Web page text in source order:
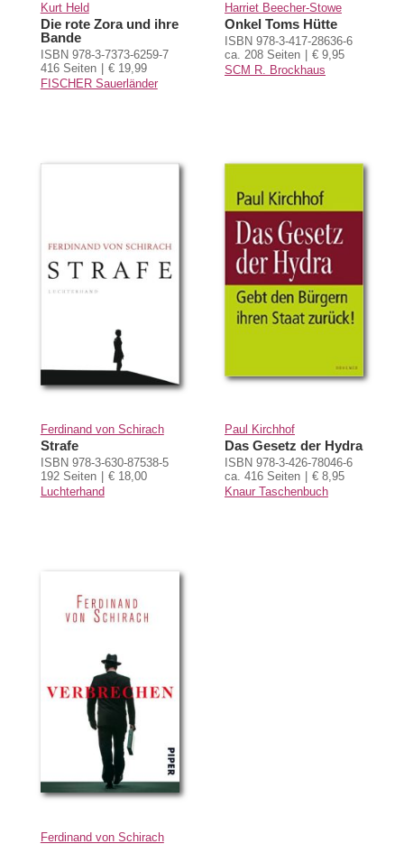
Kurt Held
Die rote Zora und ihre
Bande
ISBN 978-3-7373-6259-7
416 Seiten
€ 19,99
FISCHER Sauerländer
Harriet Beecher-Stowe
Onkel Toms Hütte
ISBN 978-3-417-28636-6
ca. 208 Seiten
€ 9,95
SCM R. Brockhaus
Ferdinand von Schirach
Strafe
ISBN 978-3-630-87538-5
192 Seiten
€ 18,00
Luchterhand
Paul Kirchhof
Das Gesetz der Hydra
ISBN 978-3-426-78046-6
ca. 416 Seiten
€ 8,95
Knaur Taschenbuch
Ferdinand von Schirach